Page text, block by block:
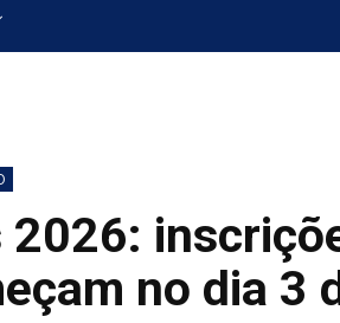
2026:
no dia 3